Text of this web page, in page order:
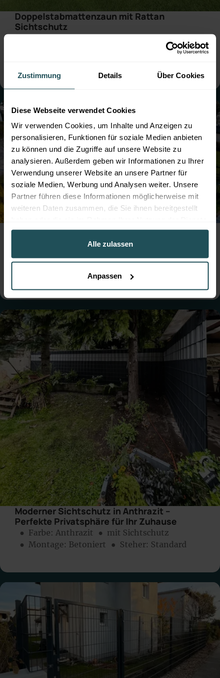
Zustimmung Details Über Cookies
Diese Webseite verwendet Cookies
Wir verwenden Cookies, um Inhalte und Anzeigen zu
personalisieren, Funktionen für soziale Medien anbieten
zu können und die Zugriffe auf unsere Website zu
analysieren. Außerdem geben wir Informationen zu Ihrer
Verwendung unserer Website an unsere Partner für
soziale Medien, Werbung und Analysen weiter. Unsere
Partner führen diese Informationen möglicherweise mit
weiteren Daten zusammen, die Sie ihnen bereitgestellt
gesammelt haben.
Alle zulassen
Anpassen
Doppelstabmattenzaun mit Rattan
Sichtschutz
● Steher: Standard
Professioneller Zaunbau für die Hundezone
der Marktgemeinde Leobersdorf mit
robustem Doppelstabmattenzaun
● Farbe:Moosgrün ● Montage:Betoniert
● Steher: Standard
● Tore: Einflügelig
Moderner Sichtschutz in Anthrazit –
Perfekte Privatsphäre für Ihr Zuhause
● Farbe: Anthrazit
● mit Sichtschutz
● Montage: Betoniert ● Steher: Standard